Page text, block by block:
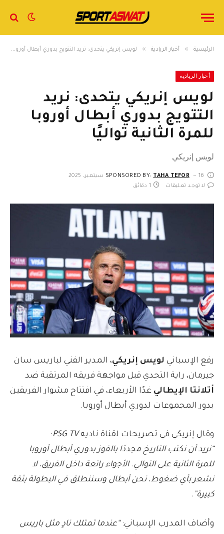
الرئيسية » أخبار الريادية » لويس إنريكي يتحدى: نريد التتويج بدوري أبطال أوروبا للمرة الثانية تواليًا
أخبار الريادية
لويس إنريكي يتحدى: نريد
التتويج بدوري أبطال أوروبا
للمرة الثانية تواليًا
لويس إنريكي
SPONSORED BY: TAHA TEFOR
16 سبتمبر، 2025
لا توجد تعليقات
1 دقائق
رفع الإسباني لويس إنريكي، المدير الفني لباريس سان
جيرمان، راية التحدي قبل مواجهة فريقه المرتقبة ضد
أتلانتا الإيطالي غدًا الأربعاء، في افتتاح مشوار الفريقين
بدور المجموعات لدوري أبطال أوروبا.
وقال إنريكي في تصريحات لقناة ناديهPSG TV
:
“نريد أن نكتب التاريخ مجددًا بالفوز بدوري أبطال أوروبا
للمرة الثانية على التوالي. الأجواء رائعة داخل الفريق، لا
نشعر بأي ضغوط، نحن أبطال وسننطلق في البطولة بثقة
كبيرة”.
وأضاف المدرب الإسباني:“عندما تمتلك نادٍ مثل باريس